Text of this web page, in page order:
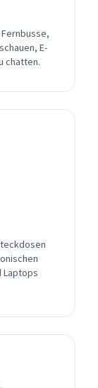
E-
chatten.
Laptops